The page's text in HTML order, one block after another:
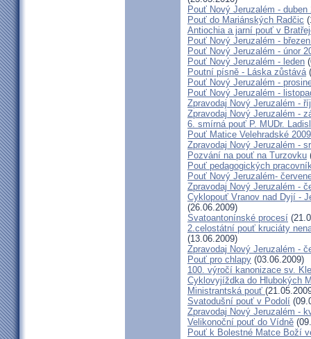
Pouť Nový Jeruzalém - duben
Pouť do Mariánských Radčic
Antiochia a jarní pouť v
Pouť Nový Jeruzalém -
Pouť Nový Jeruzalém - únor
Pouť Nový Jeruzalém - leden
Poutní písně - Láska zůstává
Pouť Nový Jeruzalém -
Pouť Nový Jeruzalém -
Zpravodaj Nový Jeruzalém -
Zpravodaj Nový Jeruzalém -
6. smírná pouť P. MUDr.
Pouť Matice Velehradské 2009
Zpravodaj Nový Jeruzalém -
Pozvání na pouť na Turzovku
Pouť pedagogických
Pouť Nový Jeruzalém-
Zpravodaj Nový Jeruzalém -
Cyklopouť Vranov nad Dyjí -
(26.06.2009)
Svatoantonínské procesí
2.celostátní pouť kruciáty
(13.06.2009)
Zpravodaj Nový Jeruzalém -
Pouť pro chlapy (03.06.2009)
100. výročí kanonizace sv.
Cyklovyjíždka do Hlubokých
Ministrantská pouť
Svatodušní pouť v Podolí
Zpravodaj Nový Jeruzalém -
Velikonoční pouť do Vídně
Pouť k Bolestné Matce Boží